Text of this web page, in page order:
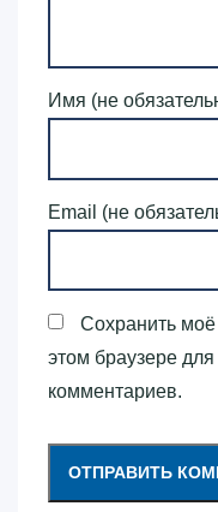
Имя (не
Email (не
Сохранить
этом браузере
комментариев.